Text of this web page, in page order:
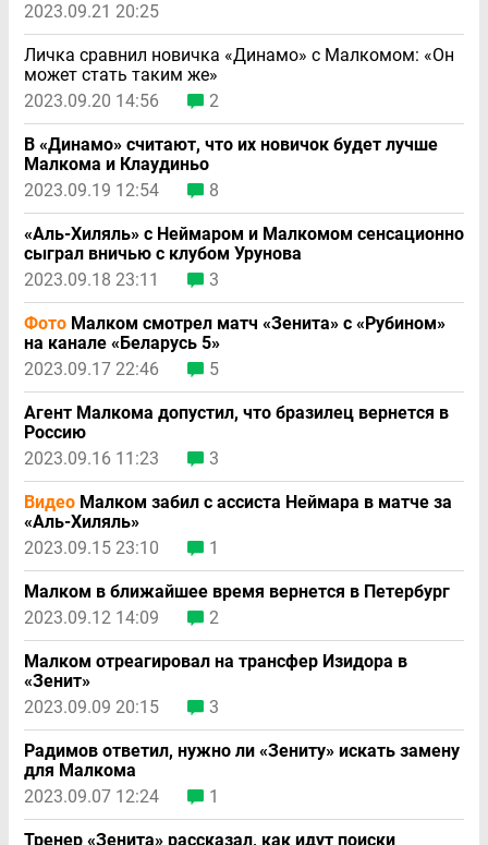
2023.09.21 20:25
Личка сравнил новичка «Динамо» с Малкомом: «Он
может стать таким же»
2023.09.20 14:56
2
В «Динамо» считают, что их новичок будет лучше
Малкома и Клаудиньо
2023.09.19 12:54
8
«Аль-Хиляль» с Неймаром и Малкомом сенсационно
сыграл вничью с клубом Урунова
2023.09.18 23:11
3
Фото Малком смотрел матч «Зенита» с «Рубином»
на канале «Беларусь 5»
2023.09.17 22:46
5
Агент Малкома допустил, что бразилец вернется в
Россию
2023.09.16 11:23
3
Видео Малком забил с ассиста Неймара в матче за
«Аль-Хиляль»
2023.09.15 23:10
1
Малком в ближайшее время вернется в Петербург
2023.09.12 14:09
2
Малком отреагировал на трансфер Изидора в
«Зенит»
2023.09.09 20:15
3
Радимов ответил, нужно ли «Зениту» искать замену
для Малкома
2023.09.07 12:24
1
Тренер «Зенита» рассказал, как идут поиски